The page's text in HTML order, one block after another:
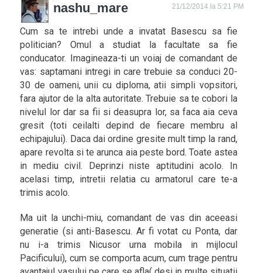
nashu_mare 21/12/2014 la 5:21 PM
Cum sa te intrebi unde a invatat Basescu sa fie
politician? Omul a studiat la facultate sa fie
conducator. Imagineaza-ti un voiaj de comandant de
vas: saptamani intregi in care trebuie sa conduci 20-
30 de oameni, unii cu diploma, atii simpli vopsitori,
fara ajutor de la alta autoritate. Trebuie sa te cobori la
nivelul lor dar sa fii si deasupra lor, sa faca aia ceva
gresit (toti ceilalti depind de fiecare membru al
echipajului). Daca dai ordine gresite mult timp la rand,
apare revolta si te arunca aia peste bord. Toate astea
in mediu civil. Deprinzi niste aptitudini acolo. In
acelasi timp, intretii relatia cu armatorul care te-a
trimis acolo.
Ma uit la unchi-miu, comandant de vas din aceeasi
generatie (si anti-Basescu. Ar fi votat cu Ponta, dar
nu i-a trimis Nicusor urna mobila in mijlocul
Pacificului), cum se comporta acum, cum trage pentru